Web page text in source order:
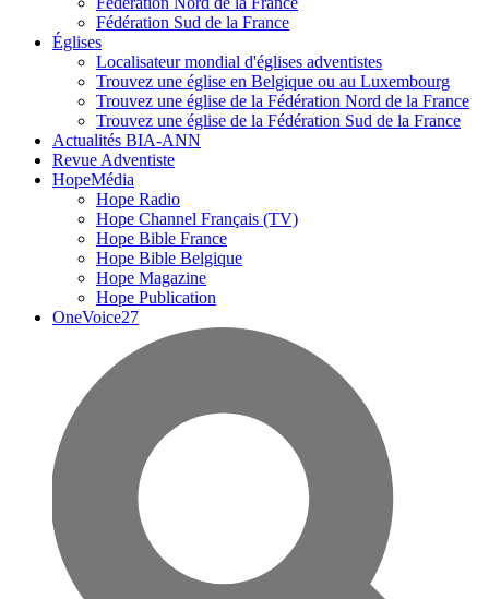
Fédération Sud de la France
Églises
Localisateur mondial d'églises adventistes
Trouvez une église en Belgique ou au Luxembourg
Trouvez une église de la Fédération Nord de la France
Trouvez une église de la Fédération Sud de la France
Actualités BIA-ANN
Revue Adventiste
HopeMédia
Hope Radio
Hope Channel Français (TV)
Hope Bible France
Hope Bible Belgique
Hope Magazine
Hope Publication
OneVoice27